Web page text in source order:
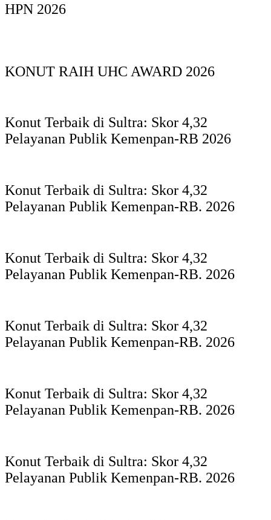
HPN 2026
KONUT RAIH UHC AWARD 2026
Konut Terbaik di Sultra: Skor 4,32
Pelayanan Publik Kemenpan-RB 2026
Konut Terbaik di Sultra: Skor 4,32
Pelayanan Publik Kemenpan-RB. 2026
Konut Terbaik di Sultra: Skor 4,32
Pelayanan Publik Kemenpan-RB. 2026
Konut Terbaik di Sultra: Skor 4,32
Pelayanan Publik Kemenpan-RB. 2026
Konut Terbaik di Sultra: Skor 4,32
Pelayanan Publik Kemenpan-RB. 2026
Konut Terbaik di Sultra: Skor 4,32
Pelayanan Publik Kemenpan-RB. 2026